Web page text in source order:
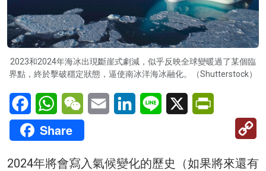
2023和2024年海冰出現斷崖式劇減，似乎反映全球變暖過了某個臨
界點，終於擊破穩定狀態，逼使南冰洋海冰融化。（Shutterstock）
FacebookWhatsAppWeChatEmail LinkedInLine X
Share
2024年將會寫入氣候變化的歷史（如果將來還有